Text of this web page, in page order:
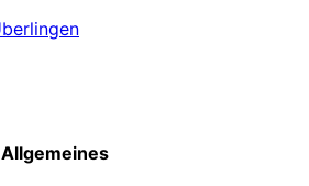
Allgemeines